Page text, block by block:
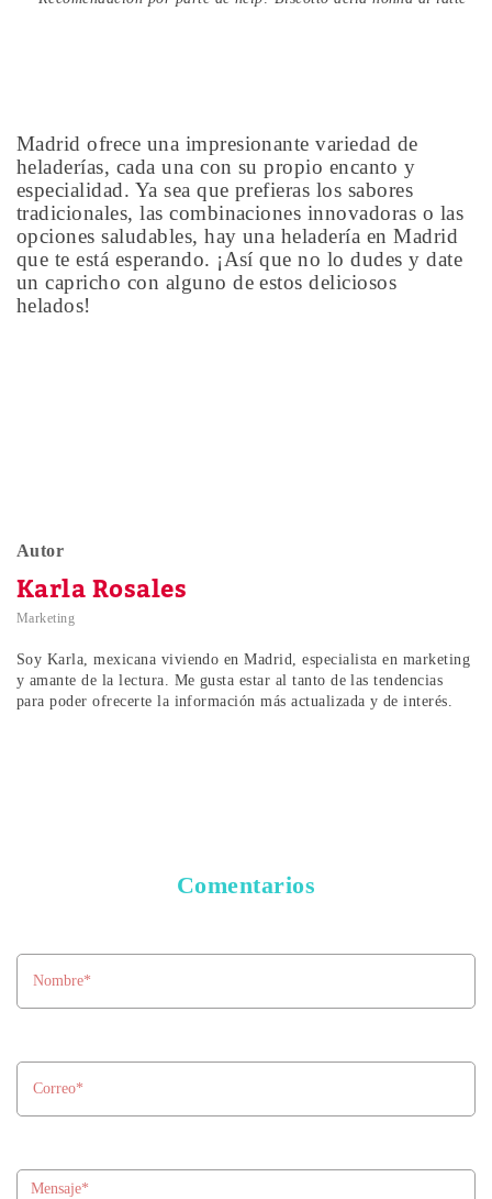
Madrid ofrece una impresionante variedad de
heladerías, cada una con su propio encanto y
especialidad. Ya sea que prefieras los sabores
tradicionales, las combinaciones innovadoras o las
opciones saludables, hay una heladería en Madrid
que te está esperando. ¡Así que no lo dudes y date
un capricho con alguno de estos deliciosos
helados!
Autor
Karla Rosales
Marketing
Soy Karla, mexicana viviendo en Madrid, especialista en marketing
y amante de la lectura. Me gusta estar al tanto de las tendencias
para poder ofrecerte la información más actualizada y de interés.
Comentarios